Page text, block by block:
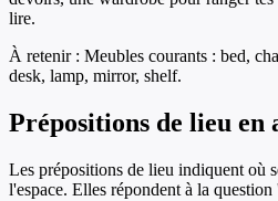
lire.
À retenir : Meubles courants : bed,
desk, lamp, mirror, shelf.
Prépositions de lieu en
Les prépositions de lieu indiquent où
l'espace. Elles répondent à la question